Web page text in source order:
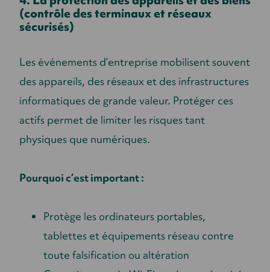
(contrôle des terminaux et réseaux
sécurisés)
Les événements d’entreprise mobilisent souvent
des appareils, des réseaux et des infrastructures
informatiques de grande valeur. Protéger ces
actifs permet de limiter les risques tant
physiques que numériques.
Pourquoi c’est important :
Protège les ordinateurs portables,
tablettes et équipements réseau contre
toute falsification ou altération